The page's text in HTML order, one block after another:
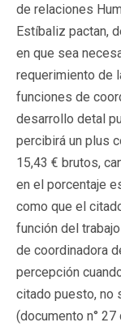
de relaciones
Estíbaliz pactan,
en que sea
requerimiento de
funciones de
desarrollo detal
percibirá un plus
15,43 € brutos,
en el porcentaje
como que el
función del
de coordinadora
percepción
citado puesto, no
(documento n° 27